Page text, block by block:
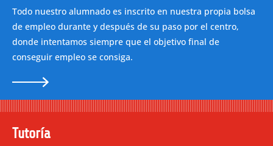
Todo nuestro alumnado es inscrito en nuestra propia bolsa
de empleo durante y después de su paso por el centro,
donde intentamos siempre que el objetivo final de
conseguir empleo se consiga.
Tutoría